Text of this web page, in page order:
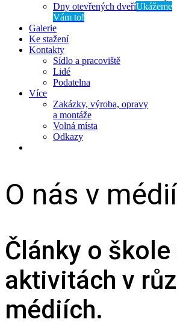
Dny otevřených dveříUkážeme
Vám to!
Galerie
Ke stažení
Kontakty
Sídlo a pracoviště
Lidé
Podatelna
Více
Zakázky, výroba, opravy
a montáže
Volná místa
Odkazy
O nás v
Články o
aktivitách v
médiích.